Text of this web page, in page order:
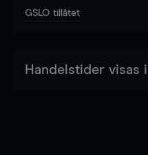
GSLO tillåtet
Handelstider visas